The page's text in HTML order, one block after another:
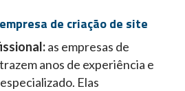
de criação de site
as empresas de
anos de experiência e
Elas